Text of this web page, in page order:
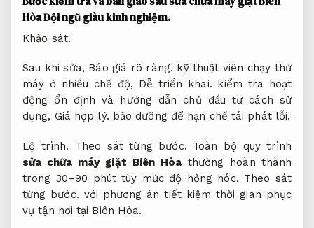
HòaĐội ngũ giàu kinh nghiệm.
Khảo sát.
Sau khi sửa, Báo giá rõ ràng. kỹ thuật viên chạy thử
máy ở nhiều chế độ, Dễ triển khai. kiểm tra hoạt
động ổn định và hướng dẫn chủ đầu tư cách sử
dụng, Giá hợp lý. bảo dưỡng để hạn chế tái phát lỗi.
Lộ trình. Theo sát từng bước. Toàn bộ quy trình
sửa chữa máy giặt Biên Hòa thường hoàn thành
trong 30–90 phút tùy mức độ hỏng hóc, Theo sát
từng bước. với phương án tiết kiệm thời gian phục
vụ tận nơi tại Biên Hòa.